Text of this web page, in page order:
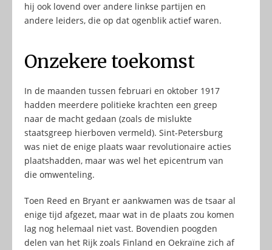
hij ook lovend over andere linkse partijen en
andere leiders, die op dat ogenblik actief waren.
Onzekere toekomst
In de maanden tussen februari en oktober 1917
hadden meerdere politieke krachten een greep
naar de macht gedaan (zoals de mislukte
staatsgreep hierboven vermeld). Sint-Petersburg
was niet de enige plaats waar revolutionaire acties
plaatshadden, maar was wel het epicentrum van
die omwenteling.
Toen Reed en Bryant er aankwamen was de tsaar al
enige tijd afgezet, maar wat in de plaats zou komen
lag nog helemaal niet vast. Bovendien poogden
delen van het Rijk zoals Finland en Oekraïne zich af